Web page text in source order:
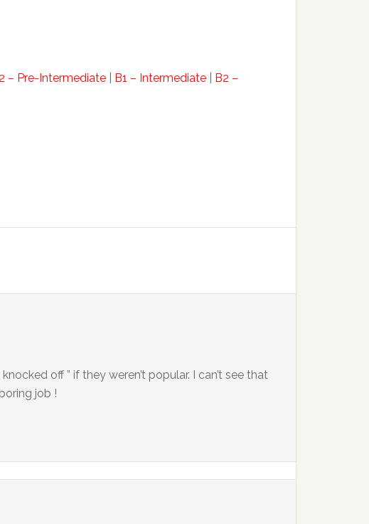
– Pre-Intermediate B1 – Intermediate
B2 –
off ” if they weren’t popular. I can’t see that
job !